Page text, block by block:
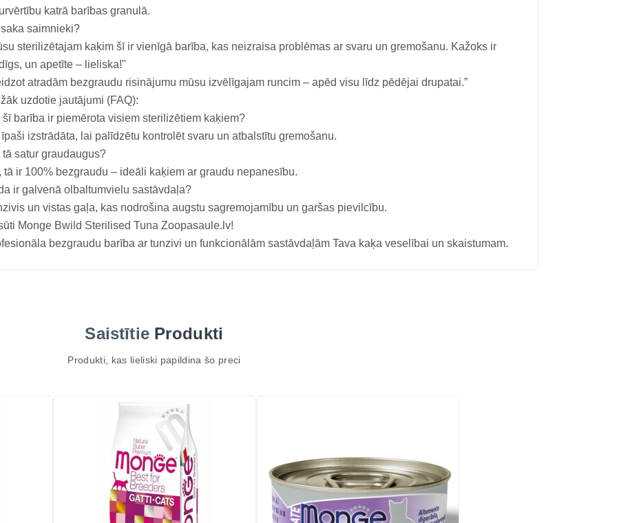
katrā barības granulā.
saimnieki?
sterilizētajam kaķim šī ir vienīgā barība, kas neizraisa problēmas ar svaru un gremošanu. Kažoks ir
un apetīte – lieliska!"
atradām bezgraudu risinājumu mūsu izvēlīgajam runcim – apēd visu līdz pēdējai drupatai.”
uzdotie jautājumi (FAQ):
šī barība ir piemērota visiem sterilizētiem kaķiem?
izstrādāta, lai palīdzētu kontrolēt svaru un atbalstītu gremošanu.
tā satur graudaugus?
tā ir 100% bezgraudu – ideāli kaķiem ar graudu nepanesību.
ir galvenā olbaltumvielu sastāvdaļa?
un vistas gaļa, kas nodrošina augstu sagremojamību un garšas pievilcību.
Monge Bwild Sterilised Tuna Zoopasaule.lv!
bezgraudu barība ar tunzivi un funkcionālām sastāvdaļām Tava kaķa veselībai un skaistumam.
Saistītie Produkti
Produkti, kas lieliski papildina šo preci